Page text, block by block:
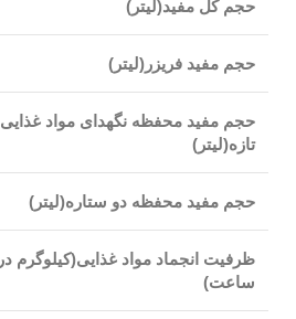
حجم کل مفید(لیتر)
حجم مفید فریزر(لیتر)
حجم مفید محفظه نگهدای مواد غذایی
تازه(لیتر)
حجم مفید محفظه دو ستاره(لیتر)
ساعت)